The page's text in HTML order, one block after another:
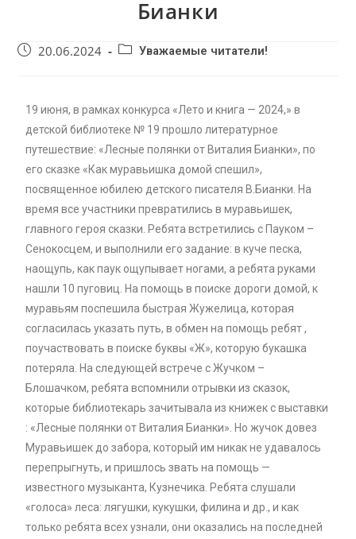
Бианки
20.06.2024 Уважаемые читатели!
19 июня, в рамках конкурса «Лето и книга — 2024,» в
детской библиотеке № 19 прошло литературное
путешествие: «Лесные полянки от Виталия Бианки», по
его сказке «Как муравьишка домой спешил»,
посвященное юбилею детского писателя В.Бианки. На
время все участники превратились в муравьишек,
главного героя сказки. Ребята встретились с Пауком –
Сенокосцем, и выполнили его задание: в куче песка,
наощупь, как паук ощупывает ногами, а ребята руками
нашли 10 пуговиц. На помощь в поиске дороги домой, к
муравьям поспешила быстрая Жужелица, которая
согласилась указать путь, в обмен на помощь ребят ,
поучаствовать в поиске буквы «Ж», которую букашка
потеряла. На следующей встрече с Жучком –
Блошачком, ребята вспомнили отрывки из сказок,
которые библиотекарь зачитывала из книжек с выставки
: «Лесные полянки от Виталия Бианки». Но жучок довез
Муравьишек до забора, который им никак не удавалось
перепрыгнуть, и пришлось звать на помощь —
известного музыканта, Кузнечика. Ребята слушали
«голоса» леса: лягушки, кукушки, филина и др., и как
только ребята всех узнали, они оказались на последней